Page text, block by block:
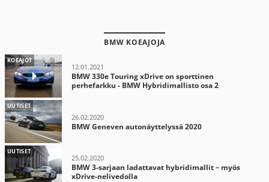
BMW KOEAJOJA
KOEAJOT
12.01.2021
BMW 330e Touring xDrive on sporttinen
perhefarkku - BMW Hybridimallisto osa 2
UUTISET
26.02.2020
BMW Geneven autonäyttelyssä 2020
UUTISET
25.02.2020
BMW 3-sarjaan ladattavat hybridimallit – myös
xDrive-nelivedolla